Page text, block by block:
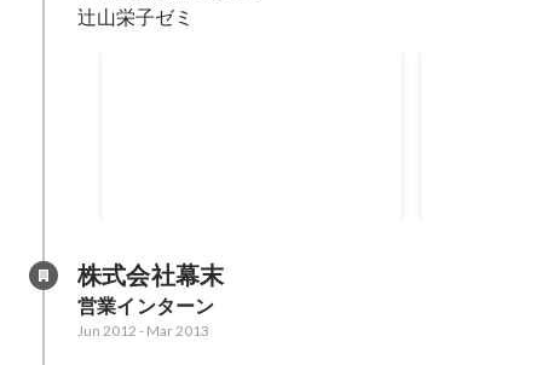
辻山栄子ゼミ
株式会社幕末
営業インターン
Jun 2012 - Mar 2013